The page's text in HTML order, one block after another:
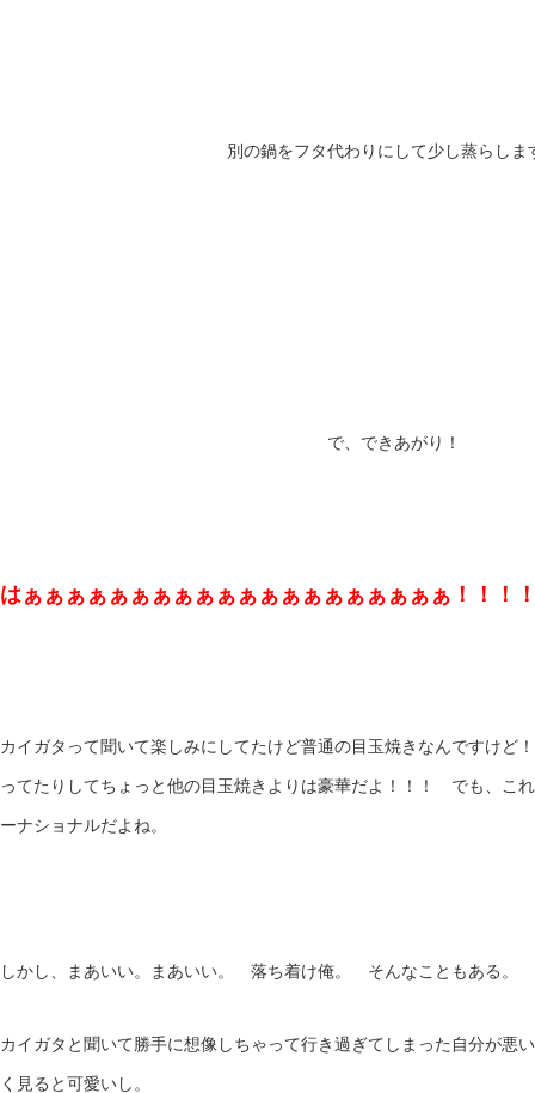
別の鍋をフタ代わりにして少し蒸らしま
で、できあがり！
はぁぁぁぁぁぁぁぁぁぁぁぁぁぁぁぁぁぁぁぁ！！！
カイガタって聞いて楽しみにしてたけど普通の目玉焼きなんですけ
ってたりしてちょっと他の目玉焼きよりは豪華だよ！！！ でも、こ
ーナショナルだよね。
しかし、まあいい。まあいい。 落ち着け俺。 そんなこともある。
カイガタと聞いて勝手に想像しちゃって行き過ぎてしまった自分が
く見ると可愛いし。